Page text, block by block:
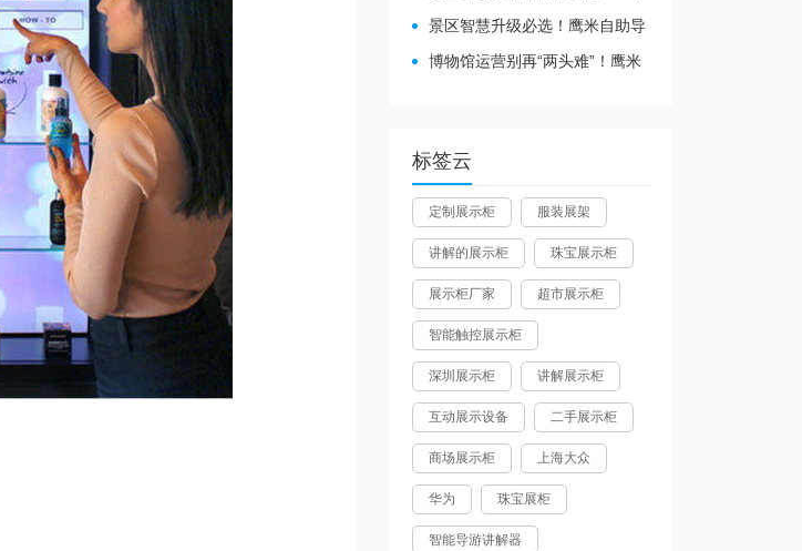
自助导览租赁柜就够了
景区智慧升级必选！鹰米自助导
览租赁柜让游客舒心、运营省心
博物馆运营别再“两头难”！鹰米
标签云
定制展示柜 服装展架
讲解的展示柜 珠宝展示柜
展示柜厂家 超市展示柜
智能触控展示柜
深圳展示柜 讲解展示柜
互动展示设备 二手展示柜
商场展示柜 上海大众
华为 珠宝展柜
智能导游讲解器